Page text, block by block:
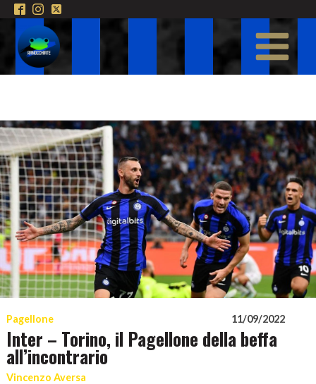
Pagellone 11/09/2022
Inter – Torino, il Pagellone della beffa
all’incontrario
Vincenzo Aversa